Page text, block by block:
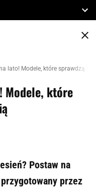
lato! Modele, które sprawdzą się
Modele, które
Postaw na
przez